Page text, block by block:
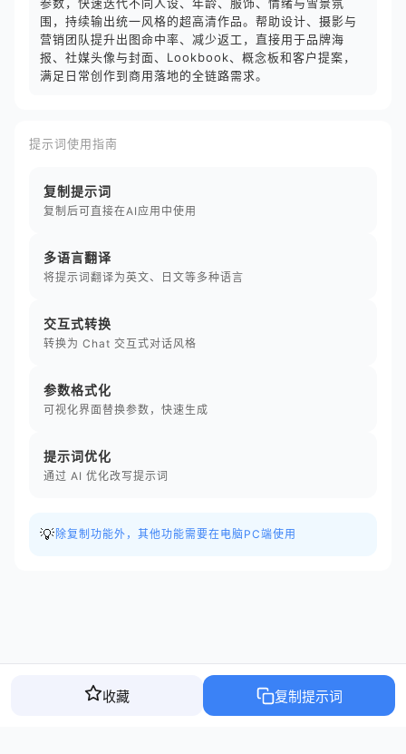
围，持续输出统一风格的超高清作品。帮助设计、摄影与
营销团队提升出图命中率、减少返工，直接用于品牌海
报、社媒头像与封面、Lookbook、概念板和客户提案，
满足日常创作到商用落地的全链路需求。
提示词使用指南
复制提示词
复制后可直接在AI应用中使用
多语言翻译
将提示词翻译为英文、日文等多种语言
交互式转换
转换为 Chat 交互式对话风格
参数格式化
可视化界面替换参数，快速生成
提示词优化
通过 AI 优化改写提示词
💡 除复制功能外，其他功能需要在电脑PC端使用
收藏 复制提示词